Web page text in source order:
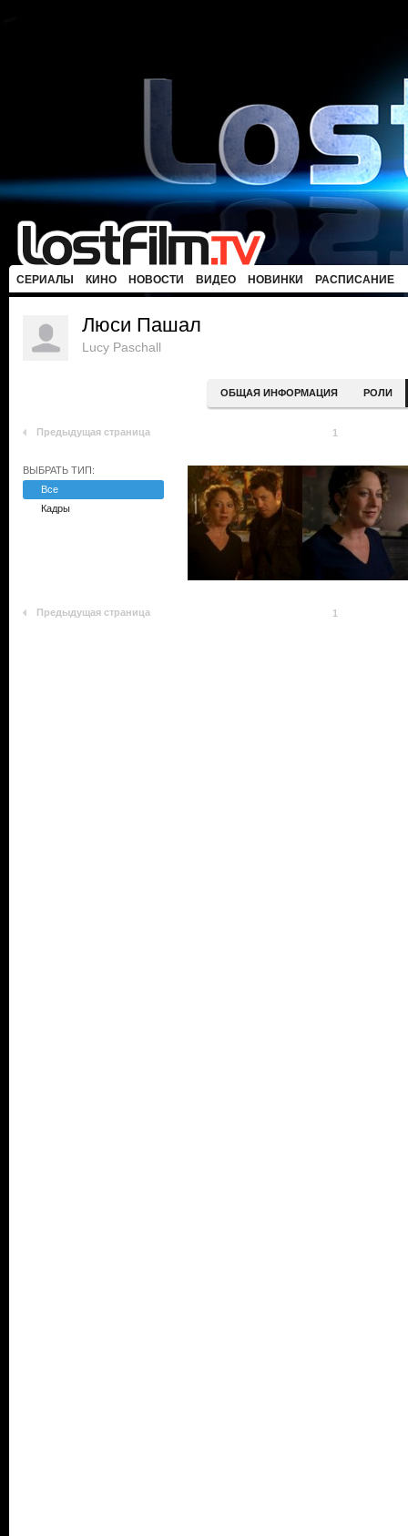
СЕРИАЛЫ КИНО НОВОСТИ ВИДЕО НОВИНКИ РАСПИСАНИЕ
Люси Пашал
Lucy Paschall
ОБЩАЯ ИНФОРМАЦИЯ РОЛИ
Предыдущая страница 1
ВЫБРАТЬ ТИП:
Все
Кадры
Предыдущая страница 1